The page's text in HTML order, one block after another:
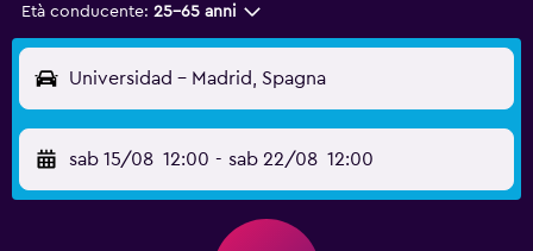
Età conducente: 25-65 anni
Universidad - Madrid, Spagna
sab 15/08 12:00 - sab 22/08 12:00